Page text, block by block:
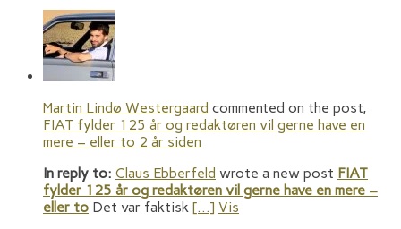
Martin Lindø Westergaard commented on the post,
FIAT fylder 125 år og redaktøren vil gerne have en
mere – eller to 2 år siden
In reply to: Claus Ebberfeld wrote a new post FIAT
fylder 125 år og redaktøren vil gerne have en mere –
eller to Det var faktisk […] Vis